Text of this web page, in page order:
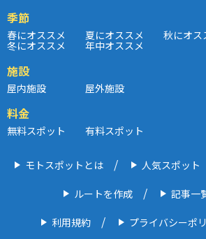
季節
春にオススメ 夏にオススメ 秋にオス
冬にオススメ 年中オススメ
施設
屋内施設 屋外施設
料金
無料スポット 有料スポット
モトスポットとは 人気スポット
ルートを作成 記事一
利用規約 プライバシーポ